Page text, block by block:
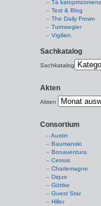
Tà katoptrizómena
Text & Blog
The Daily Frown
Turmsegler
Vigilien.
Sachkatalog
Sachkatalog
Akten
Akten
Consortium
Austin
Baumanski
Bonaventura
Cetrois
Charlemagne
Dique
Göttke
Guest Star
Hiller